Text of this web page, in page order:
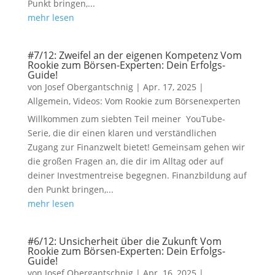
Punkt bringen,...
mehr lesen
#7/12: Zweifel an der eigenen Kompetenz Vom
Rookie zum Börsen-Experten: Dein Erfolgs-
Guide!
von Josef Obergantschnig| Apr. 17, 2025 |
Allgemein, Videos: Vom Rookie zum Börsenexperten
Willkommen zum siebten Teil meiner YouTube-
Serie, die dir einen klaren und verständlichen
Zugang zur Finanzwelt bietet! Gemeinsam gehen wir
die großen Fragen an, die dir im Alltag oder auf
deiner Investmentreise begegnen. Finanzbildung auf
den Punkt bringen,...
mehr lesen
#6/12: Unsicherheit über die Zukunft Vom
Rookie zum Börsen-Experten: Dein Erfolgs-
Guide!